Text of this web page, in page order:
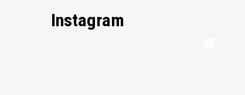
Instagram